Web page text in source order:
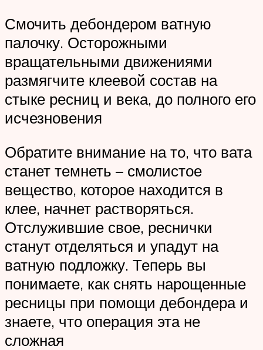
Смочить дебондером ватную
палочку. Осторожными
вращательными движениями
размягчите клеевой состав на
стыке ресниц и века, до полного его
исчезновения
Обратите внимание на то, что вата
станет темнеть – смолистое
вещество, которое находится в
клее, начнет растворяться.
Отслужившие свое, реснички
станут отделяться и упадут на
ватную подложку. Теперь вы
понимаете, как снять нарощенные
ресницы при помощи дебондера и
знаете, что операция эта не
сложная